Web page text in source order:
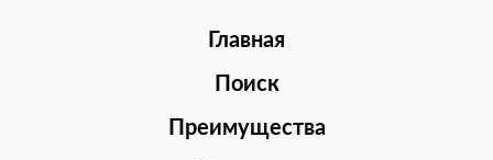
Главная
Поиск
Преимущества